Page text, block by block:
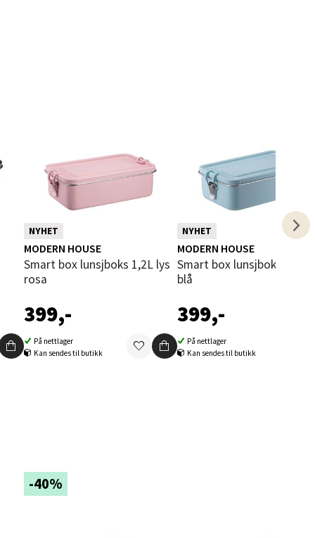
NYHET
MODERN HOUSE
Smart box lunsjboks 1,2L lys
rosa
399,-
På nettlager
Kan sendes til butikk
NYHET
MODERN HOUSE
Smart box lunsjboks 1,2L lys
blå
399,-
På nettlager
Kan sendes til butikk
-40%